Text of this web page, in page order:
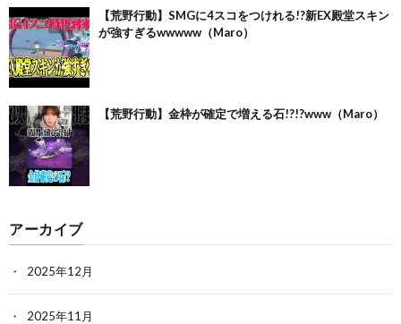
【荒野行動】SMGに4スコをつけれる!?新EX殿堂スキン
が強すぎるwwwww（Maro）
【荒野行動】金枠が確定で増える石!?!?www（Maro）
アーカイブ
2025年12月
2025年11月